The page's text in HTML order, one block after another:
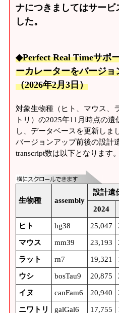
ナにつきましてはサービ
した。
◆Perfect Real Timeサポ
ーカレーターをバージ
（2026年2月3日）
対象生物種（ヒト、マウス、
トリ）の2025年11月時点の
し、データベースを更新しま
バージョンアップ前後の設計
transcript数は以下となります。
生物種 assembly
設計遺
2024
ヒト hg38 25,047
マウス mm39 23,193
ラット rn7 19,321
ウシ bosTau9 20,875
イヌ canFam6 20,940
ニワトリ galGal6 17,755